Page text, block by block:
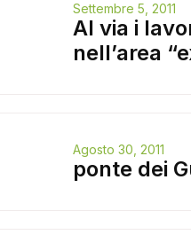
Settembre 5, 2011
Al via i
nell’area
Agosto 30, 2011
ponte dei